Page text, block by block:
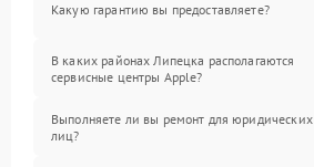
Какую гарантию вы предоставляете?
В каких районах Липецка располагаются
сервисные центры Apple?
Выполняете ли вы ремонт для юридических
лиц?